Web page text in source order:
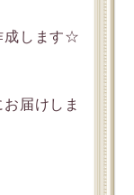
成します☆
届けしま